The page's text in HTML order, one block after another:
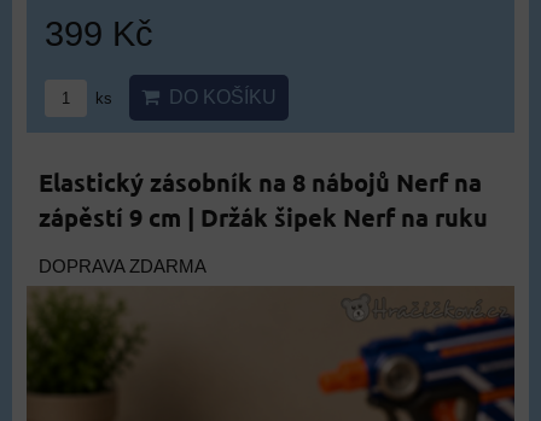
399 Kč
ks DO KOŠÍKU
Elastický zásobník na 8 nábojů Nerf na
zápěstí 9 cm | Držák šipek Nerf na ruku
DOPRAVA ZDARMA